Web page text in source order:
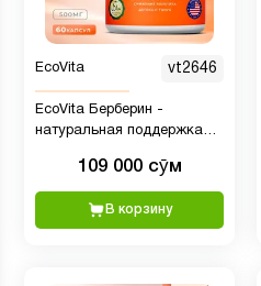
EcoVita vt2646
EcoVita Берберин -
натуральная поддержка
109 000 сӯм
В корзину